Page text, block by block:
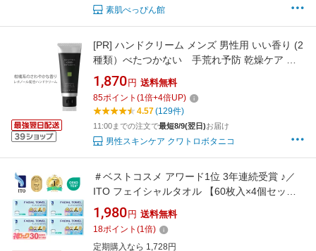
素肌べっぴん館
[PR] ハンドクリーム メンズ 男性用 いい香り (2
種類）べたつかない 手荒れ予防 乾燥ケア さ
らさら ｜クワトロボタニコ ボタニカル エッセ
ンスイン ハンドクリーム あかぎれ さかむ
け ささくれ 爪までケアするオールインワン
レチノール配合
1,870 円 送料無料
85ポイント (1倍+4倍UP)
4.57(129件)
11:00までの注文で最短8/9(翌日)お届け
男性スキンケア クワトロボタニコ
＃ベストコスメ アワード1位 3年連続受賞 ♪／
ITO フェイシャルタオル 【60枚入×4個セッ
ト】 クレンジングタオル フェイスタオル 使い
捨て 洗顔タオル 使い捨てタオル フェイスペー
パー お肌に優しい 上質天然素材 敏感肌 肌荒れ
1,980 円 送料無料
18ポイント (1倍)
定期購入なら 1,728円